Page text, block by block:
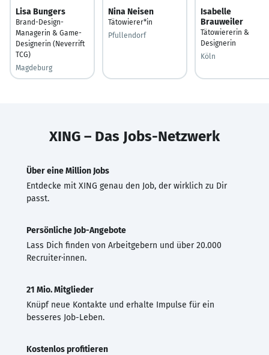
Lisa Bungers
Brand-Design-
Managerin & Game-
Designerin (Neverrift
TCG)
Magdeburg
Nina Neisen
Tätowierer*in
Pfullendorf
Isabelle
Brauweiler
Tätowiererin &
Designerin
Köln
XING – Das Jobs-Netzwerk
Über eine Million Jobs
Entdecke mit XING genau den Job, der wirklich zu Dir
passt.
Persönliche Job-Angebote
Lass Dich finden von Arbeitgebern und über 20.000
Recruiter·innen.
21 Mio. Mitglieder
Knüpf neue Kontakte und erhalte Impulse für ein
besseres Job-Leben.
Kostenlos profitieren